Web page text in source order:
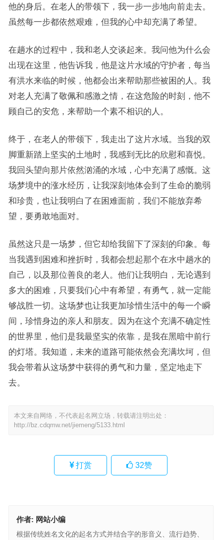
他的身后。在老人的带领下，我一步一步地向前走去。
虽然每一步都依然艰难，但我的心中却充满了希望。
在趟水的过程中，我和老人交谈起来。我问他为什么会
出现在这里，他告诉我，他是这片水域的守护者，每当
有洪水来临的时候，他都会出来帮助那些被困的人。我
对老人充满了敬佩和感激之情，在这危险的时刻，他不
顾自己的安危，来帮助一个素不相识的人。
终于，在老人的带领下，我走出了这片水域。当我的双
脚重新踏上坚实的土地时，我感到无比的欣慰和喜悦。
我回头望向那片依然汹涌的水域，心中充满了感慨。这
场梦境中的涨水经历，让我深刻地体会到了生命的脆弱
和珍贵，也让我明白了在困难面前，我们不能放弃希
望，要勇敢地面对。
虽然这只是一场梦，但它却给我留下了深刻的印象。每
当我遇到困难和挫折时，我都会想起那个在水中趟水的
自己，以及那位善良的老人。他们让我明白，无论遇到
多大的困难，只要我们心中有希望，有勇气，就一定能
够战胜一切。这场梦也让我更加珍惜生活中的每一个瞬
间，珍惜身边的亲人和朋友。因为在这个充满不确定性
的世界里，他们是我最坚实的依靠，是我在黑暗中前行
的灯塔。我知道，未来的道路可能依然会充满坎坷，但
我会带着从这场梦中获得的勇气和力量，坚定地走下
去。
本文来自网络，不代表起名网立场，转载请注明出处：
http://bz.cdqmw.net/jiemeng/5133.html
打赏 32赞
作者: 网站小编
根据传统姓名文化的起名方式并结合字的形音义、流行趋势、